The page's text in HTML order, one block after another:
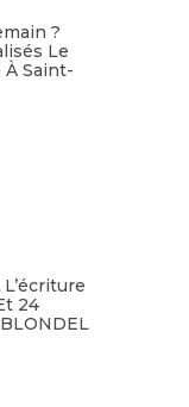
?
Le
Saint-
24